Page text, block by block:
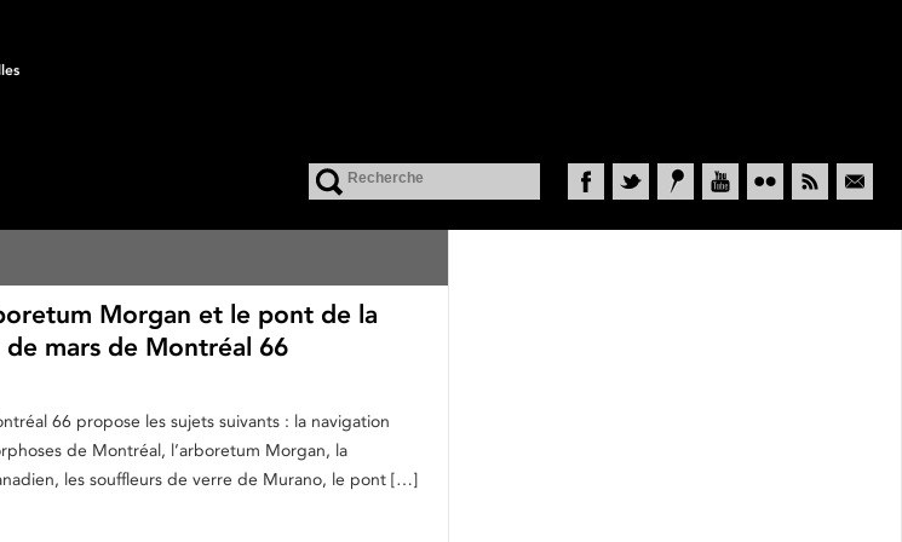
Morgan et le pont de la
mars de Montréal 66
66 propose les sujets suivants : la navigation
de Montréal, l’arboretum Morgan, la
les souffleurs de verre de Murano, le pont […]